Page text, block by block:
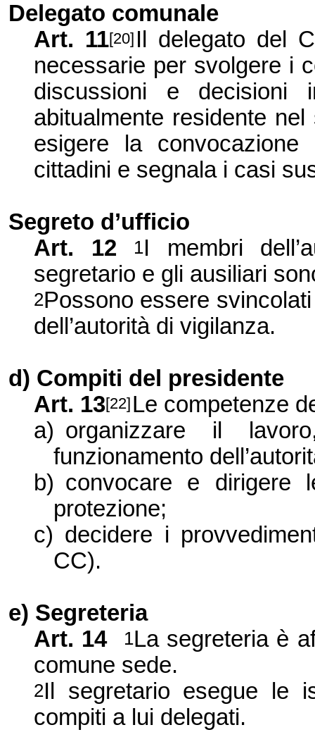
Delegato comunale
Art. 11[20] Il delegato del
necessarie per svolgere i
discussioni e decisioni
abitualmente residente
esigere la
cittadini e segnala i casi
Segreto d’ufficio
Art. 12
1I membri
segretario e gli ausiliari
2Possono essere
dell’autorità di vigilanza.
d) Compiti del presidente
Art. 13[22] Le competenze
a) organizzare il
funzionamento
b) convocare e dirigere
protezione;
c) decidere i
CC).
e) Segreteria
Art. 14
1La segreteria è
comune sede.
2Il segretario esegue le
compiti a lui delegati.